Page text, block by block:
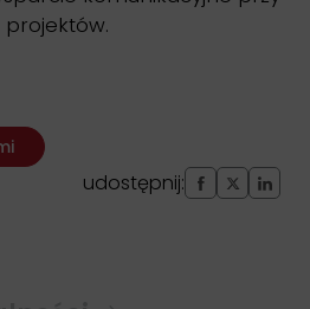
projektów.
udostępnij: